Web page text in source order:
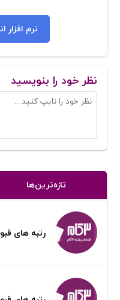
نرم
نظر خود را بنویسید
تازه‌ترین‌ها
رتبه های